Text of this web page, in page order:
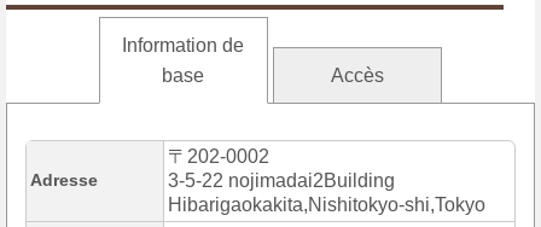
Information de
base
Accès
Adresse
〒202-0002
3-5-22 nojimadai2Building
Hibarigaokakita,Nishitokyo-shi,Tokyo